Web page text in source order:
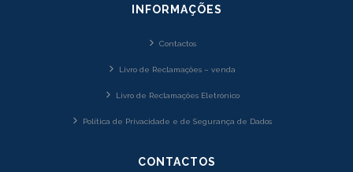
INFORMAÇÕES
Contactos
Livro de Reclamações – venda
Livro de Reclamações Eletrónico
Política de Privacidade e de Segurança de Dados
CONTACTOS